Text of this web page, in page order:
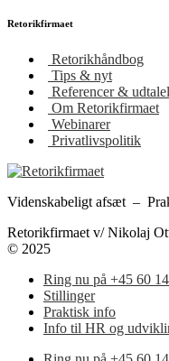
Retorikfirmaet
Retorikhåndbog
Tips & nyt
Referencer &
Om Retorikfirmaet
Webinarer
Privatlivspolitik
Videnskabeligt afsæt –
Retorikfirmaet v/ Nikolaj
© 2025
Ring nu på +45 60
Stillinger
Praktisk info
Info til HR og